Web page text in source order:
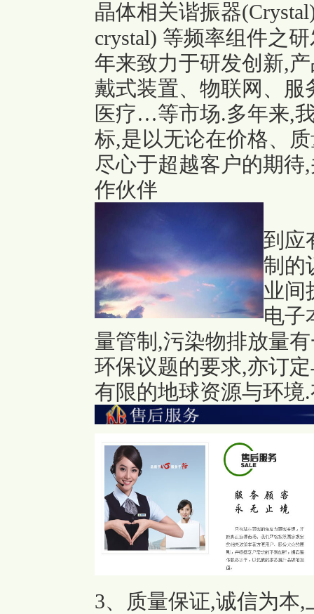
晶体相关谐振器
crystal) 等频率组件之
年来致力于研发创新,
戴式装置、物联网、
医疗…等市场.多年来,
标,是以无论在价格、
尽心于超越客户的期
作伙伴
到应
制的
业间
电子
量管制,污染物排放量
环保议题的要求,亦订
有限的地球资源与环境
3、质量保证,诚信为本